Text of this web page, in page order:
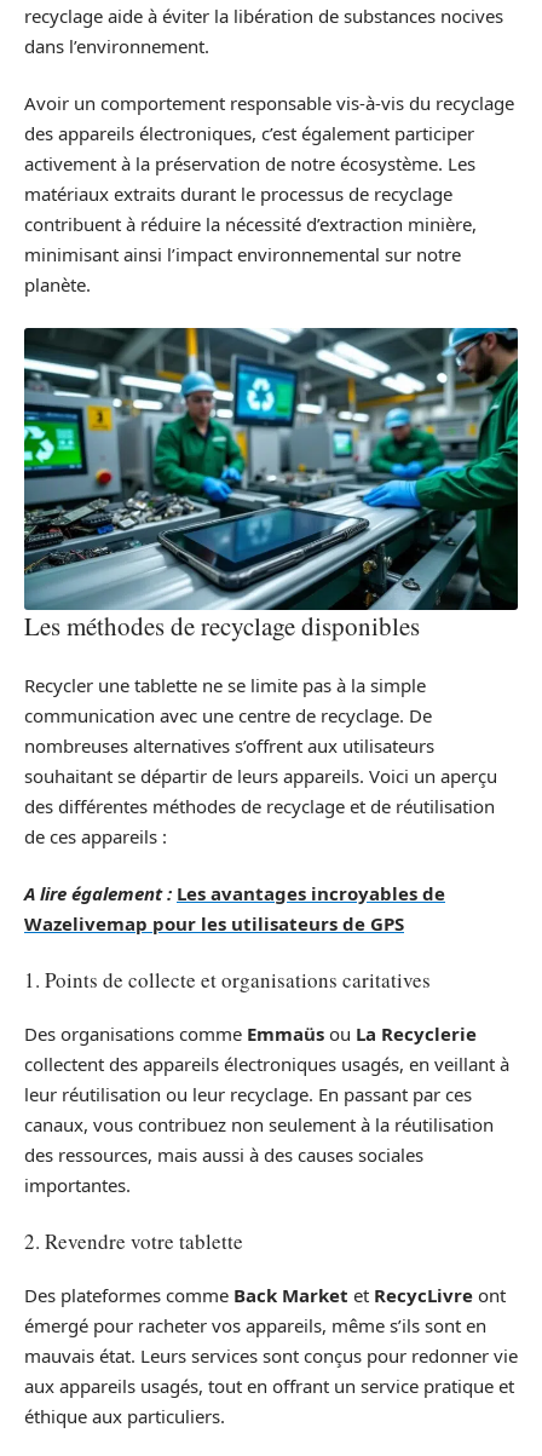
recyclage aide à éviter la libération de substances nocives
dans l’environnement.
Avoir un comportement responsable vis-à-vis du recyclage
des appareils électroniques, c’est également participer
activement à la préservation de notre écosystème. Les
matériaux extraits durant le processus de recyclage
contribuent à réduire la nécessité d’extraction minière,
minimisant ainsi l’impact environnemental sur notre
planète.
Les méthodes de recyclage disponibles
Recycler une tablette ne se limite pas à la simple
communication avec une centre de recyclage. De
nombreuses alternatives s’offrent aux utilisateurs
souhaitant se départir de leurs appareils. Voici un aperçu
des différentes méthodes de recyclage et de réutilisation
de ces appareils :
A lire également : Les avantages incroyables de
Wazelivemap pour les utilisateurs de GPS
1. Points de collecte et organisations caritatives
Des organisations comme Emmaüs ou La Recyclerie
collectent des appareils électroniques usagés, en veillant à
leur réutilisation ou leur recyclage. En passant par ces
canaux, vous contribuez non seulement à la réutilisation
des ressources, mais aussi à des causes sociales
importantes.
2. Revendre votre tablette
Des plateformes comme Back Market et RecycLivre ont
émergé pour racheter vos appareils, même s’ils sont en
mauvais état. Leurs services sont conçus pour redonner vie
aux appareils usagés, tout en offrant un service pratique et
éthique aux particuliers.